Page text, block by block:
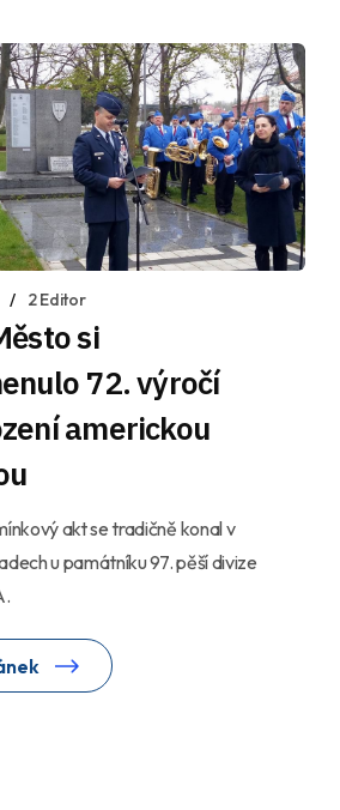
2 Editor
si
72. výročí
americkou
akt se tradičně konal v
u památníku 97. pěší divize